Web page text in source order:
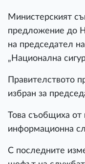
Министерският
предложение до
на председател
„Национална
Правителството
избран за
Това съобщиха от
информационна
С последните